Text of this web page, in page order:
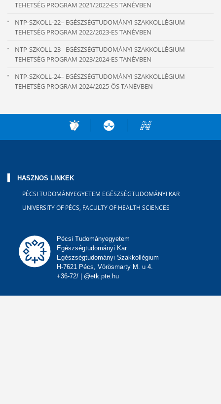
TEHETSÉG PROGRAM 2021/2022-ES TANÉVBEN
NTP-SZKOLL-22– EGÉSZSÉGTUDOMÁNYI SZAKKOLLÉGIUM
TEHETSÉG PROGRAM 2022/2023-ES TANÉVBEN
NTP-SZKOLL-23– EGÉSZSÉGTUDOMÁNYI SZAKKOLLÉGIUM
TEHETSÉG PROGRAM 2023/2024-ES TANÉVBEN
NTP-SZKOLL-24– EGÉSZSÉGTUDOMÁNYI SZAKKOLLÉGIUM
TEHETSÉG PROGRAM 2024/2025-ÖS TANÉVBEN
HASZNOS LINKEK
PÉCSI TUDOMÁNYEGYETEM EGÉSZSÉGTUDOMÁNYI KAR
UNIVERSITY OF PÉCS, FACULTY OF HEALTH SCIENCES
Pécsi Tudományegyetem
Egészségtudományi Kar
Egészségtudományi Szakkollégium
H-7621 Pécs, Vörösmarty M. u 4.
+36-72/ | @etk.pte.hu